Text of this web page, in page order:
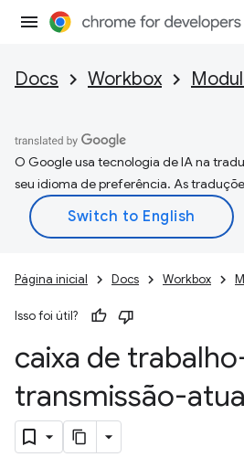
Docs Workbox
O Google usa tecnologia de IA na
seu idioma de preferência. As
Página inicial Docs Workbox
Isso foi útil?
caixa de
transmissão-